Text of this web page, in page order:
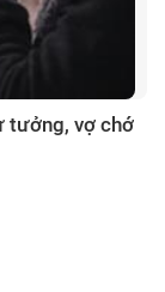
tưởng, vợ chớ